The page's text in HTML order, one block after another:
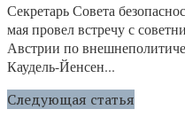
Секретарь Совета
мая провел встречу с
Австрии по
Каудель-Йенсен...
Следующая статья